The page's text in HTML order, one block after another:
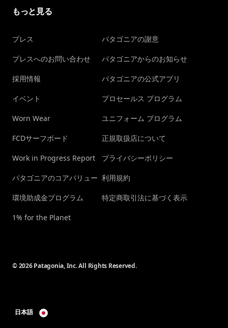
もっと見る
プレス
プレスへのお問い合わせ
採用情報
イベント
Worn Wear
FCDサーフボード
Work in Progress Report
パタゴニアのコアバリュー
環境助成金プログラム
1% for the Planet
パタゴニアの謝意
パタゴニアからのお知らせ
パタゴニアの公式アプリ
プロセールス プログラム
ユニフォーム プログラム
正規取扱店について
プライバシーポリシー
利用規約
特定商取引法に基づく表示
© 2026 Patagonia, Inc. All Rights Reserved.
日本語